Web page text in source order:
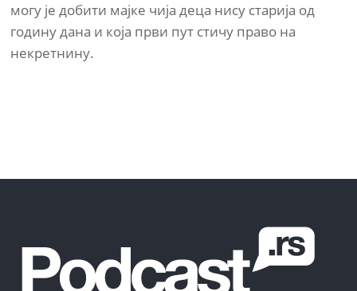
могу је добити мајке чија деца нису старија од
годину дана и која први пут стичу право на
некретнину.